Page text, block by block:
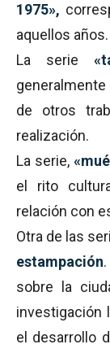
1975»,
aquellos años.
La serie
de otros
realización.
La serie,
el rito
relación con
Otra de las
estampación
sobre la
investigación
el desarrollo